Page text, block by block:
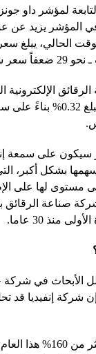
لمؤشر داو
المؤشر يزيد عن
الحالي، يبلغ
سهم إنتل.
الإلكترونية
سيكون على سمعة
بشكل أكبر،
عن أعلى مستوى لها
شركة صناعة
الأبحاث في شركة
شركة إنفيديا قد
مع ارتفاع أسهمها